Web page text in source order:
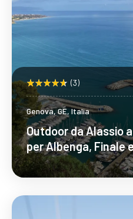
(3)
Genova, GE, Italia
Outdoor da Alassio
per Albenga, Finale